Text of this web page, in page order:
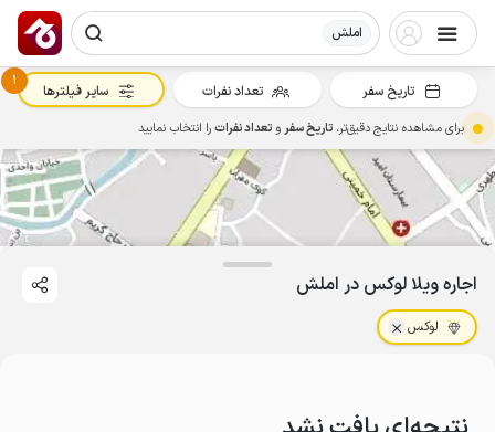
املش
اجاره ویلا لوکس در املش
لوکس
تاریخ سفر تعداد نفرات
1
سایر فیلترها
برای مشاهده نتایج دقیق‌تر، تاریخ سفرو تعداد نفراترا انتخاب نمایید